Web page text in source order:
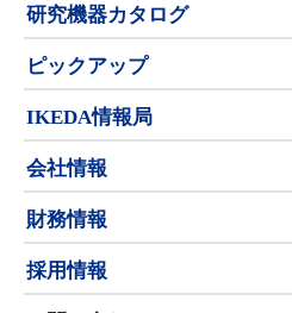
研究機器カタログ
ピックアップ
IKEDA情報局
会社情報
財務情報
採用情報